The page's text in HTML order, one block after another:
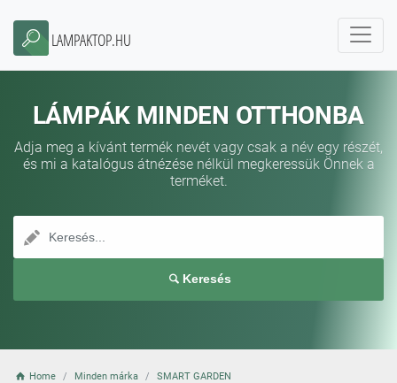
LAMPAKTOP.HU
LÁMPÁK MINDEN OTTHONBA
Adja meg a kívánt termék nevét vagy csak a név egy részét,
és mi a katalógus átnézése nélkül megkeressük Önnek a
terméket.
Keresés
Home Minden márka SMART GARDEN